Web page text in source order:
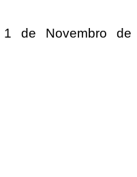
1 de Novembro de